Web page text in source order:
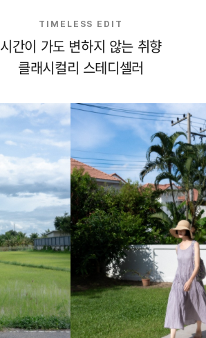
TIMELESS EDIT
시간이 가도 변하지 않는 취향
클래시컬리 스테디셀러